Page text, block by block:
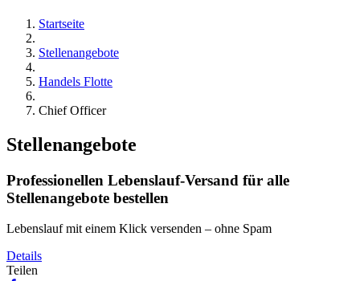
Startseite
Stellenangebote
Handels Flotte
Chief Officer
Stellenangebote
Professionellen Lebenslauf-Versand für alle
Stellenangebote bestellen
Lebenslauf mit einem Klick versenden – ohne Spam
Details
Teilen